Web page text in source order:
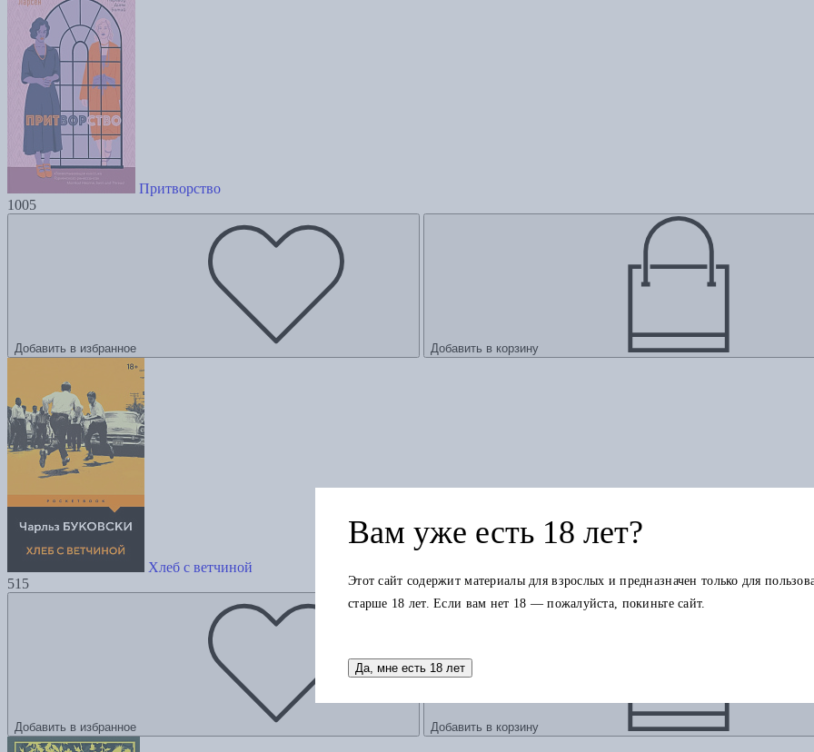
Притворство
1005
Добавить в избранное Добавить в корзину
Хлеб с ветчиной
515
Добавить в избранное Добавить в корзину
Вам уже есть 18 лет?
Этот сайт содержит материалы для взрослых и предназначен только для
старше 18 лет. Если вам нет 18 — пожалуйста, покиньте сайт.
Да, мне есть 18 лет